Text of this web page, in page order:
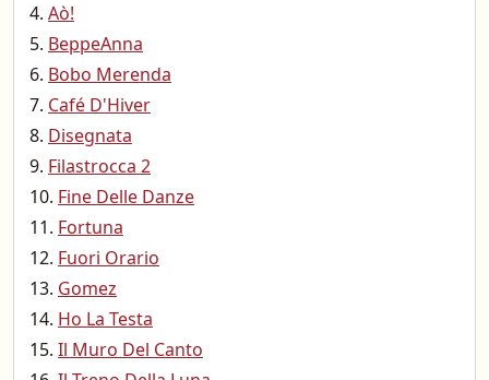
Aò!
BeppeAnna
Bobo Merenda
Café D'Hiver
Disegnata
Filastrocca 2
Fine Delle Danze
Fortuna
Fuori Orario
Gomez
Ho La Testa
Il Muro Del Canto